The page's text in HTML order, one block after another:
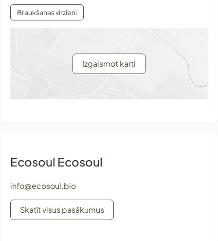
Braukšanas virzieni
Izgaismot karti
Ecosoul Ecosoul
info@ecosoul.bio
Skatīt visus pasākumus